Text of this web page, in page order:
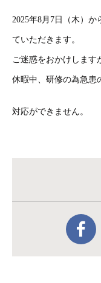
2025年8月7日（木）か
ていただきます。
ご迷惑をおかけします
休暇中、研修の為急患
対応ができません。